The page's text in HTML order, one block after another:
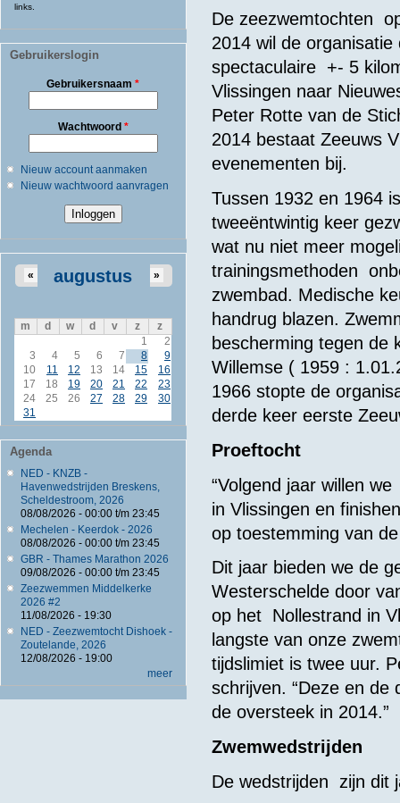
links.
Gebruikerslogin
Gebruikersnaam*
Wachtwoord *
Nieuw account aanmaken
Nieuw wachtwoord aanvragen
augustus
« »
m d w d v z
z
1
2
3
4 5 6 7 8
9
10
11 12 13 14 15
16
17
18 19 20 21 22
23
24
25 26 27 28 29
30
31
Agenda
NED - KNZB -
Havenwedstrijden Breskens,
Scheldestroom, 2026
08/08/2026 - 00:00t/m 23:45
Mechelen - Keerdok - 2026
08/08/2026 - 00:00t/m 23:45
GBR - Thames Marathon 2026
09/08/2026 - 00:00t/m 23:45
Zeezwemmen Middelkerke
2026 #2
11/08/2026 - 19:30
NED - Zeezwemtocht Dishoek -
Zoutelande, 2026
12/08/2026 - 19:00
meer
De zeezwemtochten
2014 wil de
spectaculaire +- 5
Vlissingen naar
Peter Rotte van de
2014 bestaat Zeeuws
evenementen bij.
Tussen 1932 en 1964
tweeëntwintig keer
wat nu niet meer
trainingsmethoden
zwembad. Medische
handrug blazen.
bescherming tegen de
Willemse ( 1959 :
1966 stopte de
derde keer eerste
Proeftocht
“Volgend jaar willen
in Vlissingen en
op toestemming van
Dit jaar bieden we de
Westerschelde door
op het Nollestrand in
langste van onze
tijdslimiet is twee uur.
schrijven. “Deze en
de oversteek in 2014.”
Zwemwedstrijden
De wedstrijden zijn dit